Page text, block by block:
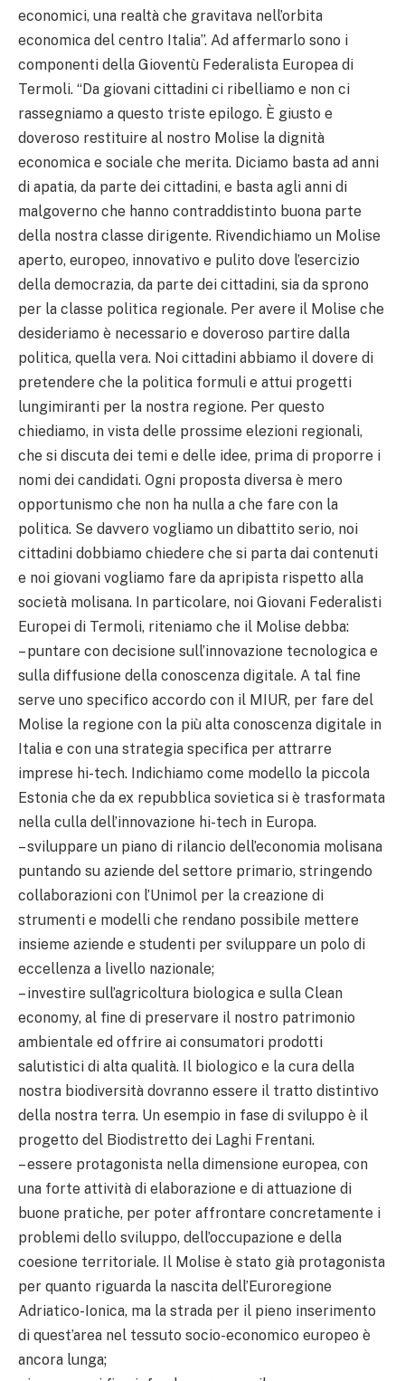
economici, una realtà che gravitava nell’orbita
economica del centro Italia”. Ad affermarlo sono i
componenti della Gioventù Federalista Europea di
Termoli. “Da giovani cittadini ci ribelliamo e non ci
rassegniamo a questo triste epilogo. È giusto e
doveroso restituire al nostro Molise la dignità
economica e sociale che merita. Diciamo basta ad anni
di apatia, da parte dei cittadini, e basta agli anni di
malgoverno che hanno contraddistinto buona parte
della nostra classe dirigente. Rivendichiamo un Molise
aperto, europeo, innovativo e pulito dove l’esercizio
della democrazia, da parte dei cittadini, sia da sprono
per la classe politica regionale. Per avere il Molise che
desideriamo è necessario e doveroso partire dalla
politica, quella vera. Noi cittadini abbiamo il dovere di
pretendere che la politica formuli e attui progetti
lungimiranti per la nostra regione. Per questo
chiediamo, in vista delle prossime elezioni regionali,
che si discuta dei temi e delle idee, prima di proporre i
nomi dei candidati. Ogni proposta diversa è mero
opportunismo che non ha nulla a che fare con la
politica. Se davvero vogliamo un dibattito serio, noi
cittadini dobbiamo chiedere che si parta dai contenuti
e noi giovani vogliamo fare da apripista rispetto alla
società molisana. In particolare, noi Giovani Federalisti
Europei di Termoli, riteniamo che il Molise debba:
– puntare con decisione sull’innovazione tecnologica e
sulla diffusione della conoscenza digitale. A tal fine
serve uno specifico accordo con il MIUR, per fare del
Molise la regione con la più alta conoscenza digitale in
Italia e con una strategia specifica per attrarre
imprese hi-tech. Indichiamo come modello la piccola
Estonia che da ex repubblica sovietica si è trasformata
nella culla dell’innovazione hi-tech in Europa.
– sviluppare un piano di rilancio dell’economia molisana
puntando su aziende del settore primario, stringendo
collaborazioni con l’Unimol per la creazione di
strumenti e modelli che rendano possibile mettere
insieme aziende e studenti per sviluppare un polo di
eccellenza a livello nazionale;
– investire sull’agricoltura biologica e sulla Clean
economy, al fine di preservare il nostro patrimonio
ambientale ed offrire ai consumatori prodotti
salutistici di alta qualità. Il biologico e la cura della
nostra biodiversità dovranno essere il tratto distintivo
della nostra terra. Un esempio in fase di sviluppo è il
progetto del Biodistretto dei Laghi Frentani.
– essere protagonista nella dimensione europea, con
una forte attività di elaborazione e di attuazione di
buone pratiche, per poter affrontare concretamente i
problemi dello sviluppo, dell’occupazione e della
coesione territoriale. Il Molise è stato già protagonista
per quanto riguarda la nascita dell’Euroregione
Adriatico-Ionica, ma la strada per il pieno inserimento
di quest’area nel tessuto socio-economico europeo è
ancora lunga;